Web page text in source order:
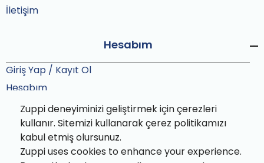
Zuppi deneyiminizi geliştirmek için çerezleri
kullanır. Sitemizi kullanarak çerez politikamızı
kabul etmiş olursunuz.
Zuppi uses cookies to enhance your experience.
İletişim
Hesabım
Giriş Yap / Kayıt Ol
Hesabım
Siparişlerim
Sipariş Takip